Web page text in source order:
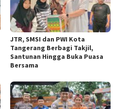
JTR, SMSI dan PWI Kota
Tangerang Berbagi Takjil,
Santunan Hingga Buka Puasa
Bersama